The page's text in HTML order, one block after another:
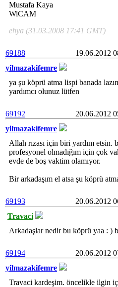
Mustafa Kaya
WiCAM
ehya (31.03.2008 17:41 GMT)
69188
19.06.2012
yilmazakifemre
ya şu köprü atma lispi banada
yardımcı olunuz lütfen
69192
20.06.2012
yilmazakifemre
Allah rızası için biri yardım etsin.
profesyonel olmadığım için çok
evde de boş vaktim olamıyor.
Bir arkadaşım el atsa şu köprü
69193
20.06.2012
Travaci
Arkadaşlar nedir bu köprü yaa : )
69194
20.06.2012
yilmazakifemre
Travaci kardeşim. öncelikle ilgin